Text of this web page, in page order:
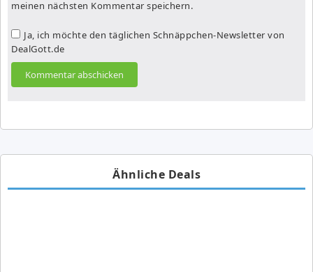
meinen nächsten Kommentar speichern.
Ja, ich möchte den täglichen Schnäppchen-Newsletter von
DealGott.de
Ähnliche Deals